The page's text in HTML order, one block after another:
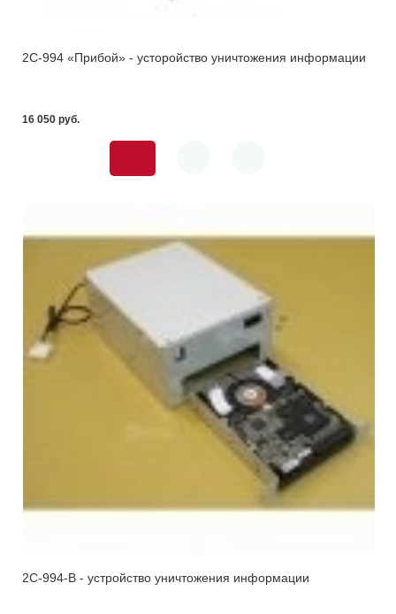
2С-994 «Прибой» - усторойство уничтожения информации
16 050 pуб.
2С-994-В - устройство уничтожения информации